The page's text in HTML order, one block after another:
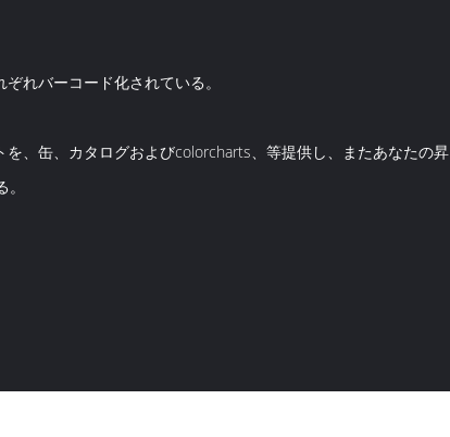
れバーコード化されている。
、缶、カタログおよびcolorcharts、等提供し、またあなたの昇